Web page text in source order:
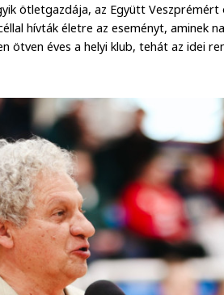
ötletgazdája, az Együtt
hívták életre az eseményt, aminek
ötven éves a helyi klub, tehát az idei